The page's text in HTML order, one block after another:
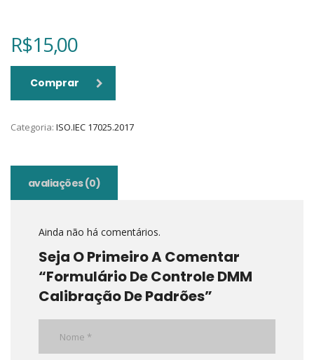
R$15,00
Comprar
Categoria: ISO.IEC 17025.2017
avaliações (0)
Ainda não há comentários.
Seja O Primeiro A Comentar
“Formulário De Controle DMM
Calibração De Padrões”